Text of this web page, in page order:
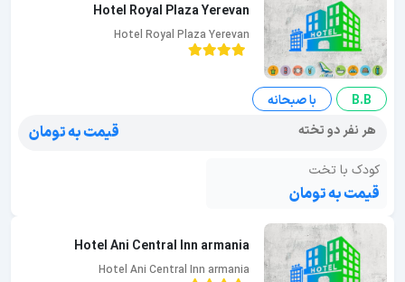
Hotel Royal Plaza Yerevan
Hotel Royal Plaza Yerevan
B.B
با صبحانه
هر نفر دو تخته
قیمت به تومان
کودک با تخت
قیمت به تومان
Hotel Ani Central Inn armania
Hotel Ani Central Inn armania